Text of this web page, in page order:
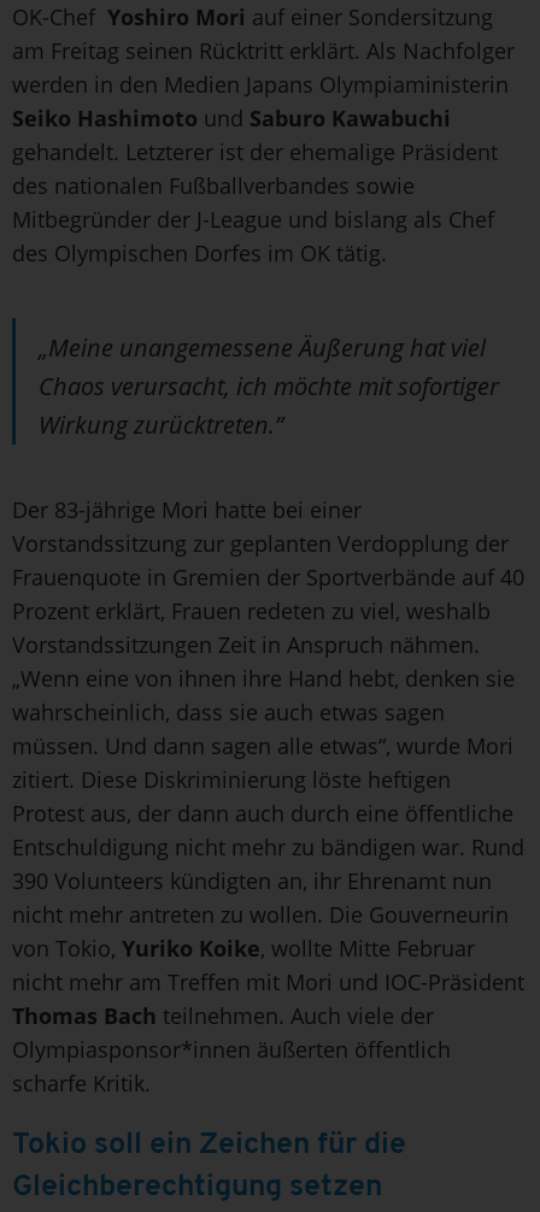
OK-Chef Yoshiro Mori auf einer Sondersitzung
am Freitag seinen Rücktritt erklärt. Als Nachfolger
werden in den Medien Japans Olympiaministerin
Seiko Hashimoto und Saburo Kawabuchi
gehandelt. Letzterer ist der ehemalige Präsident
des nationalen Fußballverbandes sowie
Mitbegründer der J-League und bislang als Chef
des Olympischen Dorfes im OK tätig.
„Meine unangemessene Äußerung hat viel
Chaos verursacht, ich möchte mit sofortiger
Wirkung zurücktreten.”
Der 83-jährige Mori hatte bei einer
Vorstandssitzung zur geplanten Verdopplung der
Frauenquote in Gremien der Sportverbände auf 40
Prozent erklärt, Frauen redeten zu viel, weshalb
Vorstandssitzungen Zeit in Anspruch nähmen.
„Wenn eine von ihnen ihre Hand hebt, denken sie
wahrscheinlich, dass sie auch etwas sagen
müssen. Und dann sagen alle etwas“, wurde Mori
zitiert. Diese Diskriminierung löste heftigen
Protest aus, der dann auch durch eine öffentliche
Entschuldigung nicht mehr zu bändigen war. Rund
390 Volunteers kündigten an, ihr Ehrenamt nun
nicht mehr antreten zu wollen. Die Gouverneurin
von Tokio, Yuriko Koike, wollte Mitte Februar
nicht mehr am Treffen mit Mori und IOC-Präsident
Thomas Bach teilnehmen. Auch viele der
Olympiasponsor*innen äußerten öffentlich
scharfe Kritik.
Tokio soll ein Zeichen für die
Gleichberechtigung setzen